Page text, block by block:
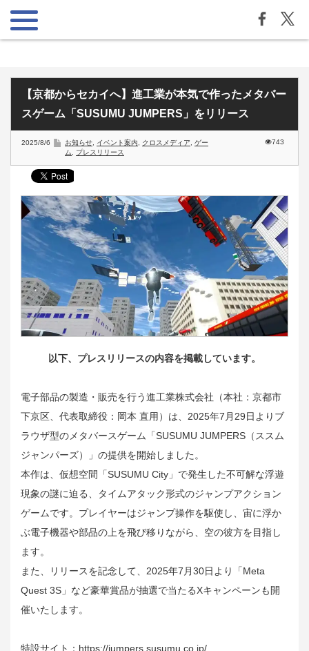
【京都からセカイへ】進工業が本気で作ったメタバー
スゲーム「SUSUMU JUMPERS」をリリース
2025/8/6 お知らせ イベント案内 クロスメディア
ゲー
ム
プレスリリース
743
以下、プレスリリースの内容を掲載しています。
電子部品の製造・販売を行う進工業株式会社（本社：京都市
下京区、代表取締役：岡本 直用）は、2025年7月29日よりブ
ラウザ型のメタバースゲーム「SUSUMU JUMPERS（ススム
ジャンパーズ）」の提供を開始しました。
本作は、仮想空間「SUSUMU City」で発生した不可解な浮遊
現象の謎に迫る、タイムアタック形式のジャンプアクション
ゲームです。プレイヤーはジャンプ操作を駆使し、宙に浮か
ぶ電子機器や部品の上を飛び移りながら、空の彼方を目指し
ます。
また、リリースを記念して、2025年7月30日より「Meta
Quest 3S」など豪華賞品が抽選で当たるXキャンペーンも開
催いたします。
特設サイト： https://jumpers.susumu.co.jp/